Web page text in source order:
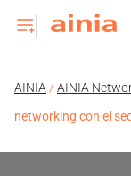
AINIA / AINIA
networking con el